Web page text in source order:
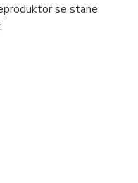
se stane
.